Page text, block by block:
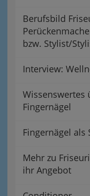
Berufsbild
bzw. Stylist/
Interview:
Wissenswertes
Fingernägel
Fingernägel als
Mehr zu
ihr Angebot